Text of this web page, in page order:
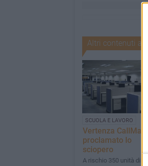
Altri contenuti a
SCUOLA E LAVORO
Vertenza CallMat,
proclamato lo
sciopero
A rischio 350 unità di